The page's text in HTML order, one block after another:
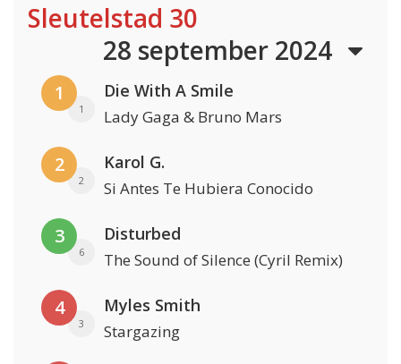
Sleutelstad 30
28 september 2024
1
1
Die With A Smile
Lady Gaga & Bruno Mars
2
2
Karol G.
Si Antes Te Hubiera Conocido
3
6
Disturbed
The Sound of Silence (Cyril Remix)
4
3
Myles Smith
Stargazing